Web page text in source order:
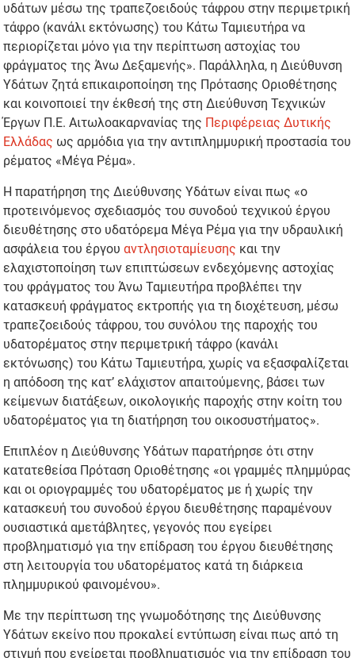
υδάτων μέσω της τραπεζοειδούς τάφρου στην περιμετρική
τάφρο (κανάλι εκτόνωσης) του Κάτω Ταμιευτήρα να
περιορίζεται μόνο για την περίπτωση αστοχίας του
φράγματος της Άνω Δεξαμενής». Παράλληλα, η Διεύθυνση
Υδάτων ζητά επικαιροποίηση της Πρότασης Οριοθέτησης
και κοινοποιεί την έκθεσή της στη Διεύθυνση Τεχνικών
Έργων Π.Ε. Αιτωλοακαρνανίας της Περιφέρειας Δυτικής
Ελλάδας ως αρμόδια για την αντιπλημμυρική προστασία του
ρέματος «Μέγα Ρέμα».
Η παρατήρηση της Διεύθυνσης Υδάτων είναι πως «ο
προτεινόμενος σχεδιασμός του συνοδού τεχνικού έργου
διευθέτησης στο υδατόρεμα Μέγα Ρέμα για την υδραυλική
ασφάλεια του έργουαντλησιοταμίευσης και την
ελαχιστοποίηση των επιπτώσεων ενδεχόμενης αστοχίας
του φράγματος του Άνω Ταμιευτήρα προβλέπει την
κατασκευή φράγματος εκτροπής για τη διοχέτευση, μέσω
τραπεζοειδούς τάφρου, του συνόλου της παροχής του
υδατορέματος στην περιμετρική τάφρο (κανάλι
εκτόνωσης) του Κάτω Ταμιευτήρα, χωρίς να εξασφαλίζεται
η απόδοση της κατ’ ελάχιστον απαιτούμενης, βάσει των
κείμενων διατάξεων, οικολογικής παροχής στην κοίτη του
υδατορέματος για τη διατήρηση του οικοσυστήματος».
Επιπλέον η Διεύθυνσης Υδάτων παρατήρησε ότι στην
κατατεθείσα Πρόταση Οριοθέτησης «οι γραμμές πλημμύρας
και οι οριογραμμές του υδατορέματος με ή χωρίς την
κατασκευή του συνοδού έργου διευθέτησης παραμένουν
ουσιαστικά αμετάβλητες, γεγονός που εγείρει
προβληματισμό για την επίδραση του έργου διευθέτησης
στη λειτουργία του υδατορέματος κατά τη διάρκεια
πλημμυρικού φαινομένου».
Με την περίπτωση της γνωμοδότησης της Διεύθυνσης
Υδάτων εκείνο που προκαλεί εντύπωση είναι πως από τη
στιγμή που εγείρεται προβληματισμός για την επίδραση του